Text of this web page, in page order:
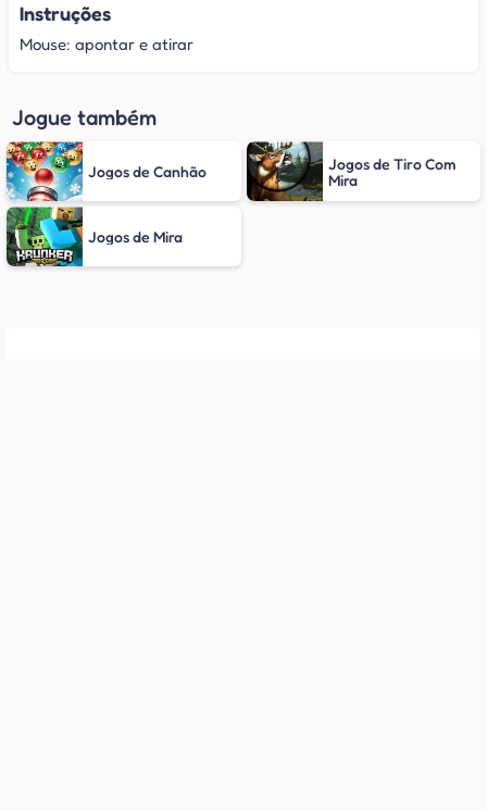
Instruções
Mouse: apontar e atirar
Jogue também
Jogos de Canhão
Jogos de Tiro Com
Mira
Jogos de Mira